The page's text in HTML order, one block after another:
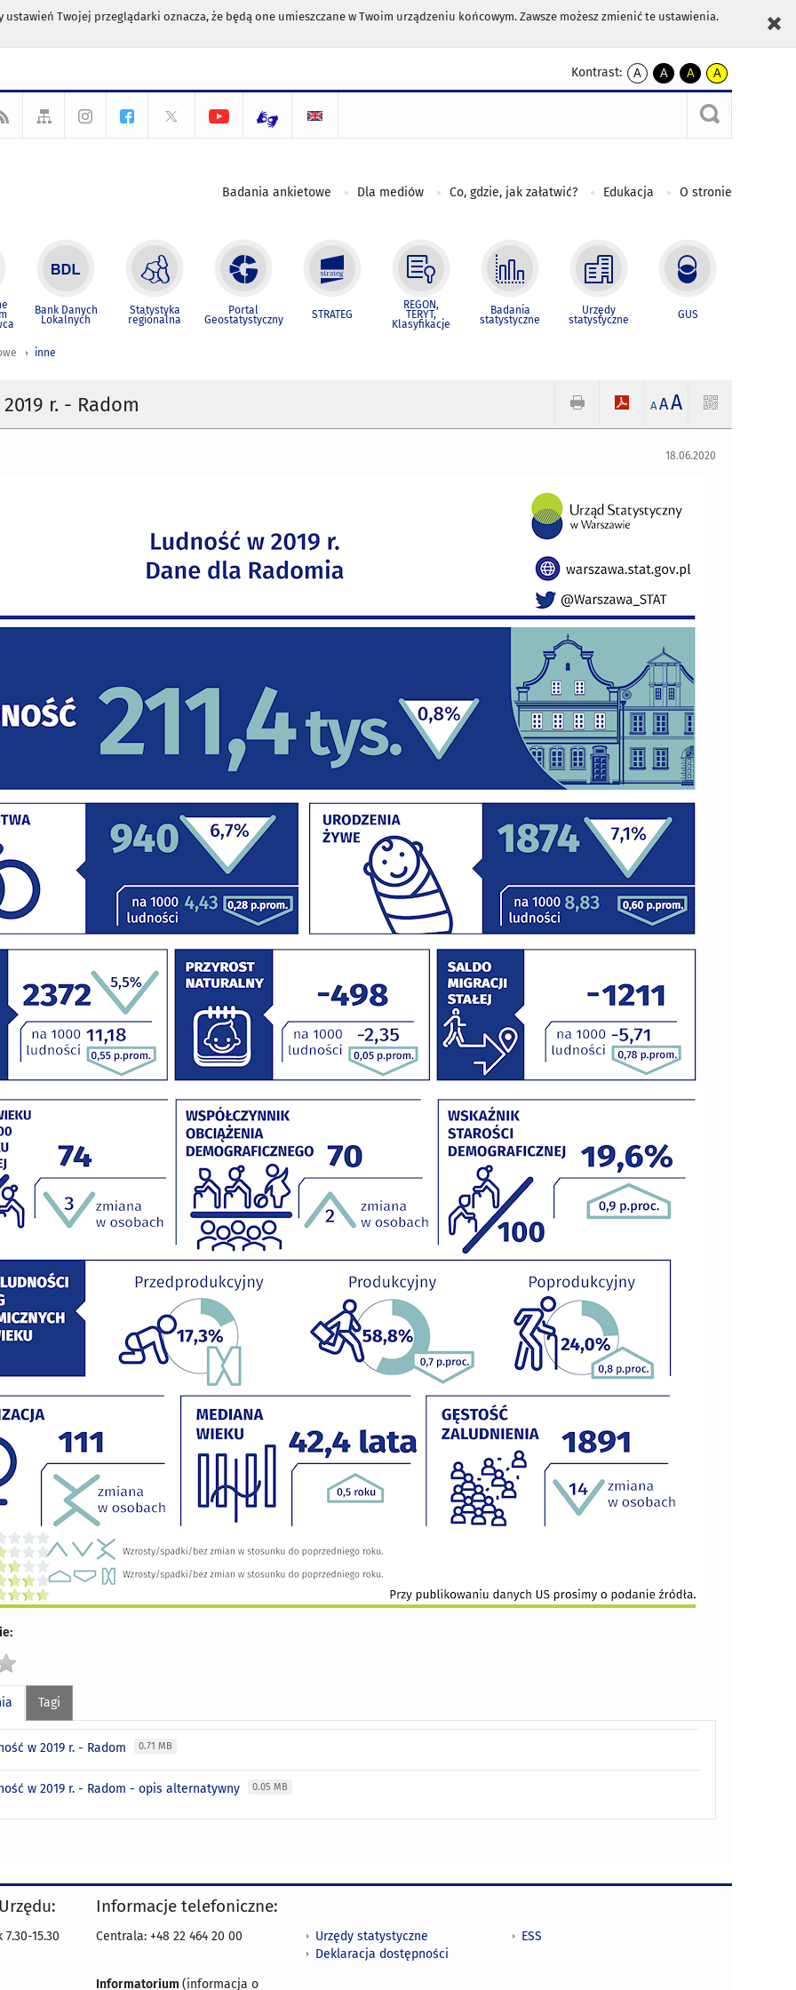
Twojej przeglądarki oznacza, że będą one umieszczane w Twoim urządzeniu końcowym. Zawsze możesz zmienić te ustawienia.
Kontrast:
A
kontrast
A
kontrast
czarnym
A
kontrast
żółty
tekst
czarnym
A
kontrast
czarny
tekst
żółtym
Badania ankietowe Dla mediów Co, gdzie, jak załatwić? Edukacja O stronie
Bank Danych
Lokalnych
Statystyka
regionalna
Portal
Geostatystyczny STRATEG
REGON,
TERYT,
Klasyfikacje
Badania
statystyczne
Urzędy
statystyczne GUS
inne
r. - Radom A AA
18.06.2020
Tagi
w 2019 r. - Radom 0.71 MB
w 2019 r. - Radom - opis alternatywny 0.05 MB
15.30
Informacje telefoniczne:
Centrala: +48 22 464 20 00
Informatorium (informacja o
Urzędy statystyczne
Deklaracja dostępności
ESS